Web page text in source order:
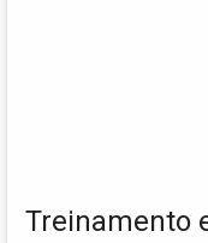
Treinamento